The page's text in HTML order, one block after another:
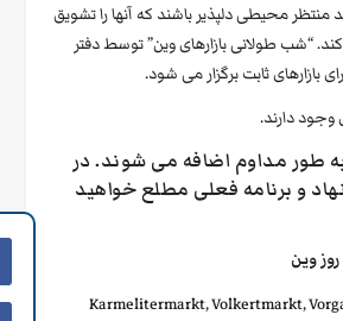
منتظر محیطی دلپذیر باشند که آنها را تشویق
“شب طولانی بازارهای وین” توسط دفتر
بازارهای ثابت برگزار می شود.
طور مداوم اضافه می شوند. در
و برنامه فعلی مطلع خواهید
وین